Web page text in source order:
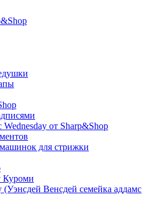
от Sharp&Shop
для стрижки
Венсдей семейка аддамс